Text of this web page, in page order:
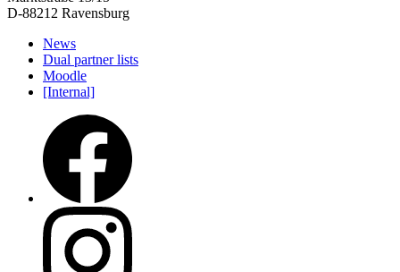
D-88212 Ravensburg
News
Dual partner lists
Moodle
[Internal]